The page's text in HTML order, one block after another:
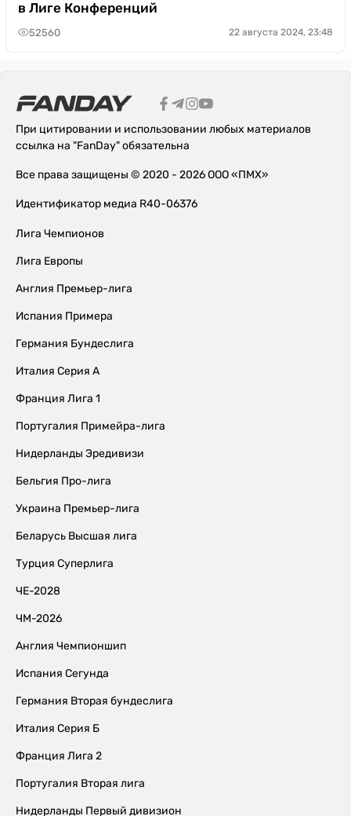
в Лиге Конференций
52560 22 августа 2024, 23:48
При цитировании и использовании любых материалов
ссылка на "FanDay" обязательна
Все права защищены © 2020 - 2026 ООО «ПМХ»
Идентификатор медиа R40-06376
Лига Чемпионов
Лига Европы
Англия Премьер-лига
Испания Примера
Германия Бундеслига
Италия Серия А
Франция Лига 1
Португалия Примейра-лига
Нидерланды Эредивизи
Бельгия Про-лига
Украина Премьер-лига
Беларусь Высшая лига
Турция Суперлига
ЧЕ-2028
ЧМ-2026
Англия Чемпионшип
Испания Сегунда
Германия Вторая бундеслига
Италия Серия Б
Франция Лига 2
Португалия Вторая лига
Нидерланды Первый дивизион